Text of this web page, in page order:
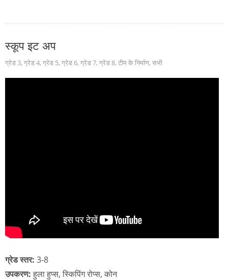
स्कूप इट अप
ग्रेड 3, ग्रेड 4, ग्रेड 5, ग्रेड 6, ग्रेड 7, ग्रेड 8, टीम के निर्माण, सभी
ग्रेड स्तर: 3-8
उपकरण: हुला हुप्स, स्किपिंग रोप्स, कोन